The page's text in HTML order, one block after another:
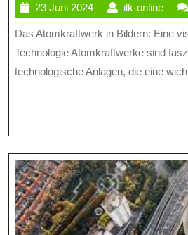
23 Juni 202423
Juni
2024
ilk-onlineilk-
Das Atomkraftwerk in Bildern: Eine visuelle Reise durch die
Technologie Atomkraftwerke sind
technologische Anlagen, die eine